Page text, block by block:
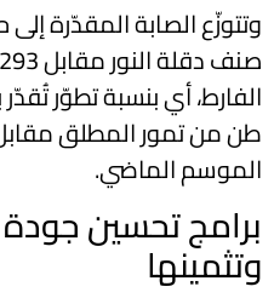
الموسم الماضي.
برامج تحسين جودة
وتثمينها